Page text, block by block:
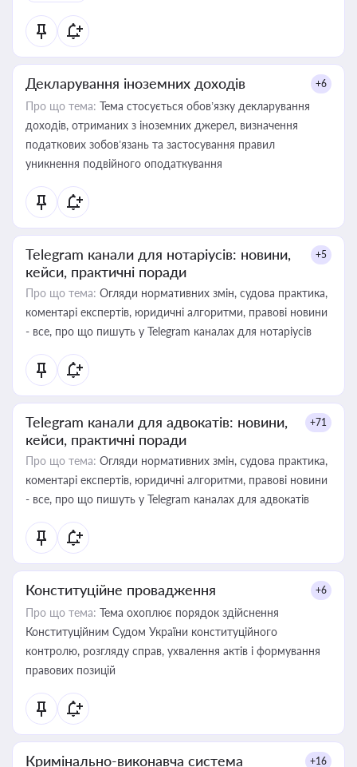
Декларування іноземних доходів +6
Про що тема: Тема стосується обов’язку декларування
доходів, отриманих з іноземних джерел, визначення
податкових зобов’язань та застосування правил
уникнення подвійного оподаткування
Telegram канали для нотаріусів: новини,
кейси, практичні поради
+5
Про що тема: Огляди нормативних змін, судова практика,
коментарі експертів, юридичні алгоритми, правові новини
- все, про що пишуть у Telegram каналах для нотаріусів
Telegram канали для адвокатів: новини,
кейси, практичні поради
+71
Про що тема: Огляди нормативних змін, судова практика,
коментарі експертів, юридичні алгоритми, правові новини
- все, про що пишуть у Telegram каналах для адвокатів
Конституційне провадження +6
Про що тема: Тема охоплює порядок здійснення
Конституційним Судом України конституційного
контролю, розгляду справ, ухвалення актів і формування
правових позицій
Кримінально-виконавча система +16